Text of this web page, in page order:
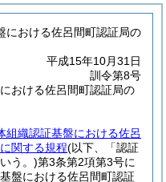
における佐呂間町認証局の
平成15年10月31日
訓令第8号
おける佐呂間町認証局の
組織認証基盤における佐呂
関する規程(以下、「認証
う。)第3条第2項第3号に
盤における佐呂間町認証